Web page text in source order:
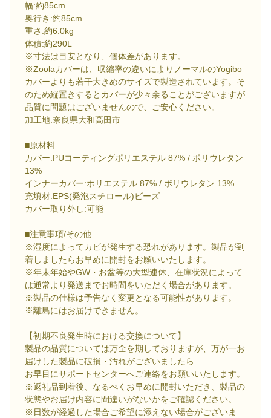
幅:約85cm
奥行き:約85cm
重さ:約6.0kg
体積:約290L
※寸法は目安となり、個体差があります。
※Zoolaカバーは、収縮率の違いによりノーマルのYogibo
カバーよりも若干大きめのサイズで製造されています。そ
のため縦置きするとカバーが少々余ることがございますが
品質に問題はございませんので、ご安心ください。
加工地:奈良県大和高田市
■原材料
カバー:PUコーティングポリエステル 87% / ポリウレタン
13%
インナーカバー:ポリエステル 87% / ポリウレタン 13%
充填材:EPS(発泡スチロール)ビーズ
カバー取り外し:可能
■注意事項/その他
※湿度によってカビが発生する恐れがあります。製品が到
着しましたらお早めに開封をお願いいたします。
※年末年始やGW・お盆等の大型連休、在庫状況によって
は通常より発送までお時間をいただく場合があります。
※製品の仕様は予告なく変更となる可能性があります。
※離島にはお届けできません。
【初期不良発生時における交換について】
製品の品質については万全を期しておりますが、万が一お
届けした製品に破損・汚れがございましたら
お早目にサポートセンターへご連絡をお願いいたします。
※返礼品到着後、なるべくお早めに開封いただき、製品の
状態やお届け内容に間違いがないかをご確認ください。
※日数が経過した場合ご希望に添えない場合がございま